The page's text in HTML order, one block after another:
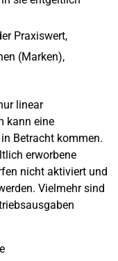
Praxiswert,
(Marken),
linear
kann eine
Betracht kommen.
erworbene
nicht aktiviert und
Vielmehr sind